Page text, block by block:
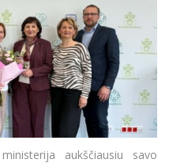
aukščiausiu savo